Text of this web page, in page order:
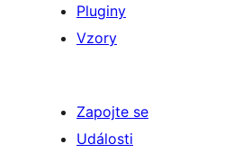
Pluginy
Vzory
Zapojte se
Události